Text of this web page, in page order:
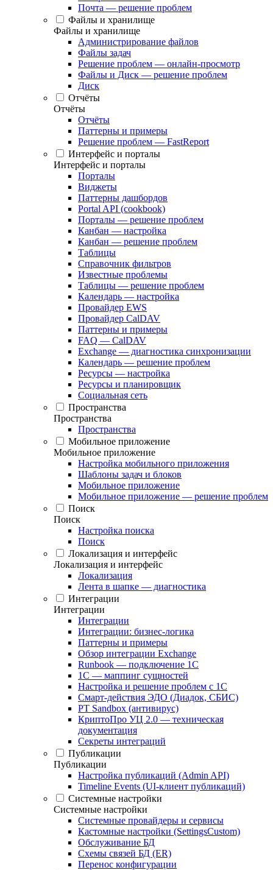
Почта — решение проблем
Файлы и хранилище
Файлы и хранилище
Администрирование файлов
Файлы задач
Решение проблем — онлайн-просмотр
Файлы и Диск — решение проблем
Диск
Отчёты
Отчёты
Отчёты
Паттерны и примеры
Решение проблем — FastReport
Интерфейс и порталы
Интерфейс и порталы
Порталы
Виджеты
Паттерны дашбордов
Portal API (cookbook)
Порталы — решение проблем
Канбан — настройка
Канбан — решение проблем
Таблицы
Справочник фильтров
Известные проблемы
Таблицы — решение проблем
Календарь — настройка
Провайдер EWS
Провайдер CalDAV
Паттерны и примеры
FAQ — CalDAV
Exchange — диагностика синхронизации
Календарь — решение проблем
Ресурсы — настройка
Ресурсы и планировщик
Социальная сеть
Пространства
Пространства
Пространства
Мобильное приложение
Мобильное приложение
Настройка мобильного приложения
Шаблоны задач и блоков
Мобильное приложение
Мобильное приложение — решение проблем
Поиск
Поиск
Настройка поиска
Поиск
Локализация и интерфейс
Локализация и интерфейс
Локализация
Лента в шапке — диагностика
Интеграции
Интеграции
Интеграции
Интеграции: бизнес-логика
Паттерны и примеры
Обзор интеграции Exchange
Runbook — подключение 1С
1С — маппинг сущностей
Настройка и решение проблем с 1С
Смарт-действия ЭДО (Диадок, СБИС)
PT Sandbox (антивирус)
КриптоПро УЦ 2.0 — техническая
документация
Секреты интеграций
Публикации
Публикации
Настройка публикаций (Admin API)
Timeline Events (UI-клиент публикаций)
Системные настройки
Системные настройки
Системные провайдеры и сервисы
Кастомные настройки (SettingsCustom)
Обслуживание БД
Схемы связей БД (ER)
Перенос конфигурации